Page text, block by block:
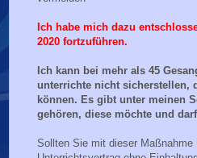
Ich habe mich dazu
2020 fortzuführen.
Ich kann bei mehr als 45
unterrichte nicht sicherstellen,
können. Es gibt unter meinen
gehören, diese möchte und
Sollten Sie mit dieser